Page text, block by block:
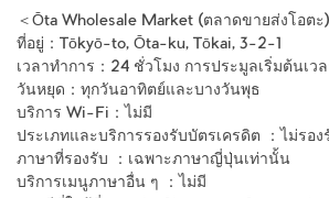
＜Ōta Wholesale Market (ตลาดขายส่งโอตะ)
ที่อยู่：Tōkyō-to, Ōta-ku, Tōkai, 3-2-1
เวลาทำการ：24 ชั่วโมง การประมูลเริ่มต้นเว
วันหยุด：ทุกวันอาทิตย์และบางวันพุธ
บริการ Wi-Fi：ไม่มี
ประเภทและบริการรองรับบัตรเครดิต ：ไม่รอง
ภาษาที่รองรับ ：เฉพาะภาษาญี่ปุ่นเท่านั้น
บริการเมนูภาษาอื่น ๆ ：ไม่มี